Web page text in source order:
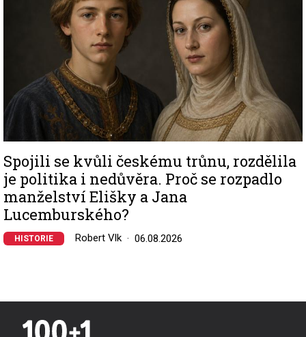
Spojili se kvůli českému trůnu, rozdělila
je politika i nedůvěra. Proč se rozpadlo
manželství Elišky a Jana
Lucemburského?
HISTORIE Robert Vlk 06.08.2026